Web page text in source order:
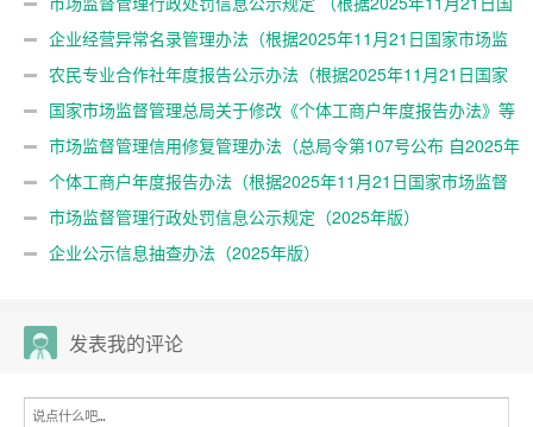
家市场监督管理总局令第108号第二次修正）
企业经营异常名录管理办法（根据2025年11月21日国家市场监
督管理总局令第108号第二次修正）
农民专业合作社年度报告公示办法（根据2025年11月21日国家
市场监督管理总局令第108号第二次修正）
国家市场监督管理总局关于修改《个体工商户年度报告办法》等
四部规章的决定 （总局令第108号公布 自2025年12月25日起施
行）
市场监督管理信用修复管理办法（总局令第107号公布 自2025年
12月25日起施行）
个体工商户年度报告办法（根据2025年11月21日国家市场监督
管理总局令第108号第二次修正）
市场监督管理行政处罚信息公示规定（2025年版）
企业公示信息抽查办法（2025年版）
发表我的评论